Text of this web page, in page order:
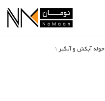
حوله آبکش و آبگیر \